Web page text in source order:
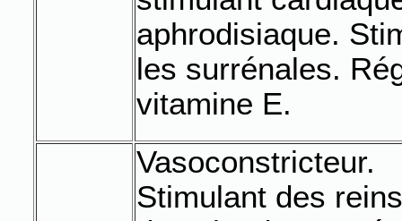
aphrodisiaque.
les surrénales.
vitamine E.
Vasoconstricteur.
Stimulant des